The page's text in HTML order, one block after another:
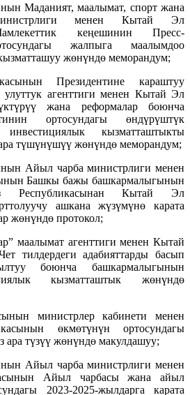
Маданият, маалымат, спорт жана
менен Кытай Эл
кеңешинин Пресс-
жалпыга маалымдоо
жөнүндө меморандум;
Президентине караштуу
агенттиги менен Кытай Эл
жана реформалар боюнча
ортосундагы өндүрүштүк
кызматташтыкты
түшүнүшүү жөнүндө меморандум;
Айыл чарба министрлиги менен
Башкы бажы башкармалыгынын
Республикасынан Кытай Эл
ашкана жүзүмүнө карата
жөнүндө протокол;
маалымат агенттиги менен Кытай
тилдердеги адабияттарды басып
боюнча башкармалыгынын
кызматташтык жөнүндө
министрлер кабинети менен
өкмөтүнүн ортосундагы
ара түзүү жөнүндө макулдашуу;
Айыл чарба министрлиги менен
Айыл чарбасы жана айыл
2023-2025-жылдарга карата